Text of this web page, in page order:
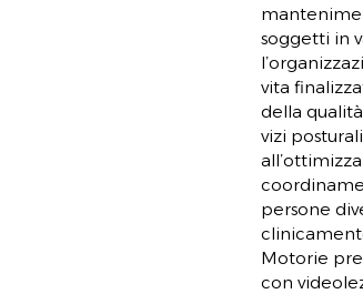
soggetti in
vita
della
vizi
persone
Motorie
con